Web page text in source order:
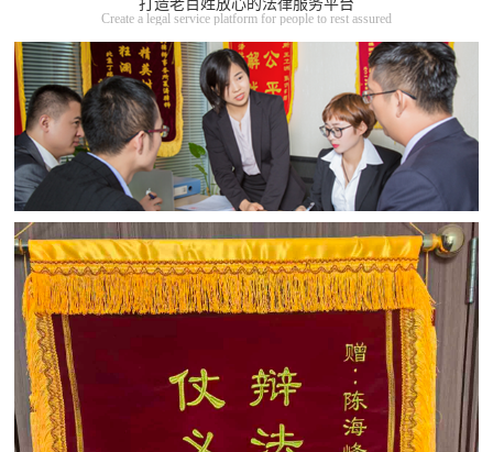
打造老百姓放心的法律服务平台
Create a legal service platform for people to rest assured